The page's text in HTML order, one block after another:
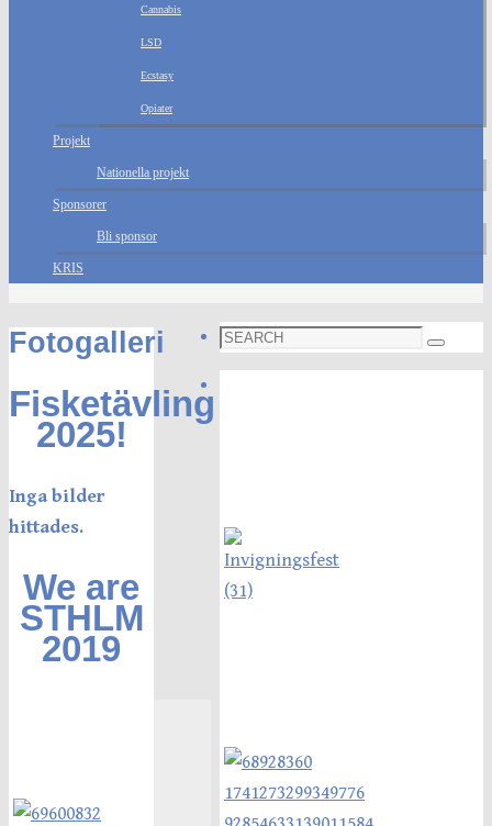
Cannabis
LSD
Ecstasy
Opiater
Projekt
Nationella projekt
Sponsorer
Bli sponsor
KRIS
Fotogalleri
Fisketävling
2025!
Inga bilder
hittades.
We are
STHLM
2019
Search
for:
Search